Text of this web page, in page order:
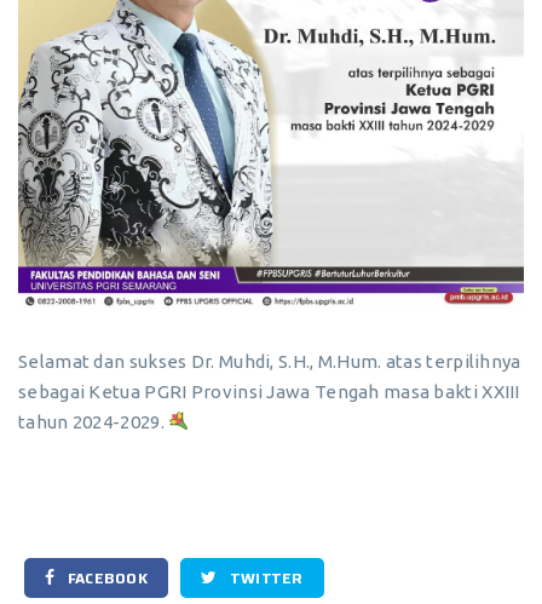
Selamat dan sukses Dr. Muhdi, S.H., M.Hum. atas terpilihnya
sebagai Ketua PGRI Provinsi Jawa Tengah masa bakti XXIII
tahun 2024-2029.
FACEBOOK TWITTER